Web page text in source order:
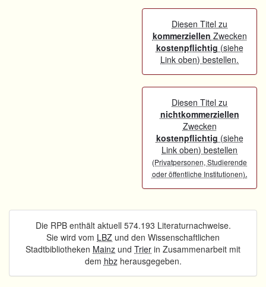
Diesen Titel zu
kommerziellen Zwecken
kostenpflichtig (siehe
Link oben) bestellen.
Diesen Titel zu
nichtkommerziellen
Zwecken
kostenpflichtig (siehe
Link oben) bestellen
(Privatpersonen, Studierende
oder öffentliche Institutionen).
Die RPB enthält aktuell 574.193 Literaturnachweise.
Sie wird vom LBZ und den Wissenschaftlichen
Stadtbibliotheken Mainz und Trier in Zusammenarbeit mit
dem hbzherausgegeben.